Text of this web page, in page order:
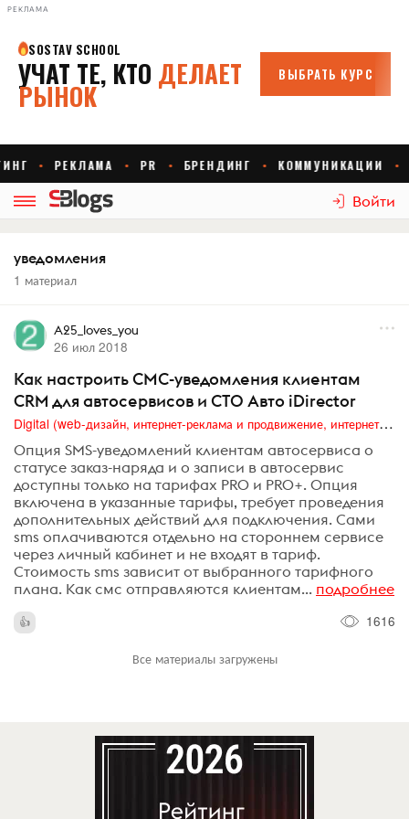
РЕКЛАМА
Войти
уведомления
1 материал
A25_loves_you
26 июл 2018
Как настроить СМС-уведомления клиентам
CRM для автосервисов и СТО Авто iDirector
Digital (web-дизайн, интернет-реклама и продвижение, интернет-сообщества и блоги, интернет-коммуникации, мобильный маркетинг, реклама на цифровых экранах)
Опция SMS-уведомлений клиентам автосервиса о
статусе заказ-наряда и о записи в автосервис
доступны только на тарифах PRO и PRO+. Опция
включена в указанные тарифы, требует проведения
дополнительных действий для подключения. Сами
sms оплачиваются отдельно на стороннем сервисе
через личный кабинет и не входят в тариф.
Стоимость sms зависит от выбранного тарифного
плана. Как смс отправляются клиентам... подробнее
1616
Все материалы загружены